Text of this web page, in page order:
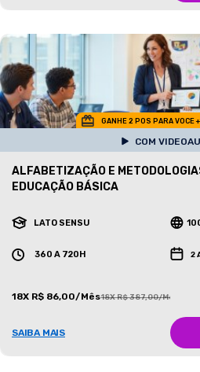
GANHE 2 POS PARA VOCE
COM
ALFABETIZAÇÃO E
EDUCAÇÃO BÁSICA
LATO SENSU
360 A 720H 2
18X R$ 86,00/Mês18X R$ 387,00/Mês
SAIBA MAIS